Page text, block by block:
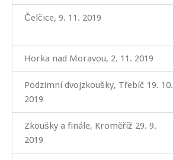
Čelčice, 9. 11. 2019
Horka nad Moravou, 2. 11. 2019
Podzimní dvojzkoušky, Třebíč 19. 10.
2019
Zkoušky a finále, Kroměříž 29. 9.
2019